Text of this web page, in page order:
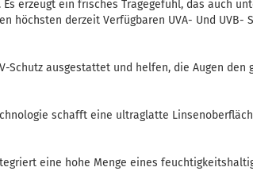
erzeugt ein frisches Tragegefühl, das auch
derzeit Verfügbaren UVA- Und UVB-
Schutz ausgestattet und helfen, die Augen den
schafft eine ultraglatte
eine hohe Menge eines